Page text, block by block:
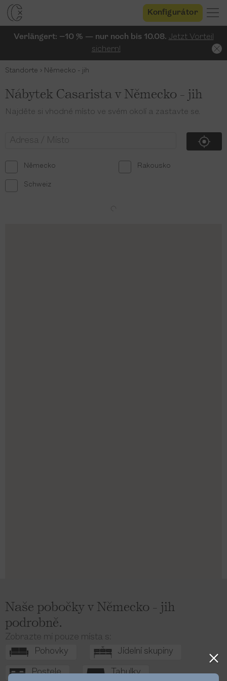
Konfigurátor
Verlängert: −10 % — nur noch bis 10.08. Jetzt Vorteil
sichern!
Standorte Německo - jih
Nábytek Casarista v Německo - jih
Najděte si vhodné místo ve svém okolí a zastavte se.
Německo Rakousko
Schweiz
Naše pobočky v Německo - jih
podrobně.
Zobrazte mi pouze místa s:
Pohovky
Jídelní skupiny
Postele Tabulky